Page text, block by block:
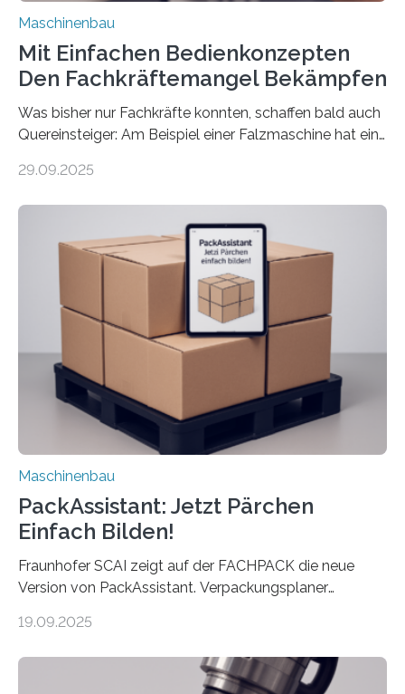
Maschinenbau
Mit Einfachen Bedienkonzepten
Den Fachkräftemangel Bekämpfen
Was bisher nur Fachkräfte konnten, schaffen bald auch
Quereinsteiger: Am Beispiel einer Falzmaschine hat ein
Mensch-Maschine-Schnittstelle so sehr vereinfacht,
Die zugrunde liegende Methodik lässt sich auf alle
anderen Maschinen übertragen. Eine Falzmaschine
umzurüsten ist ein Job für echte Profis. Eine solche
Maschine faltet in Druckereien Broschüren, Prospekte,
Landkarten und vieles mehr – mehrere Zehntausend
Exemplare pro Stunde. Je nach Maschinentyp und
Auftrag kann das Umrüsten…
29.09.2025
Maschinenbau
PackAssistant: Jetzt Pärchen
Einfach Bilden!
Fraunhofer SCAI zeigt auf der FACHPACK die neue
Version von PackAssistant. Verpackungsplaner
Automobil, Maschinenbau und in der Zulieferindustrie.
Teile als eine Einheit verpacken. Die Anordnung kann
19.09.2025